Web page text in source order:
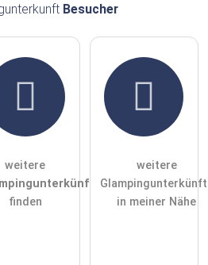
die .
ich zur Kenntnis genommen.
öffentliche Fragen sind
für alle
zu stellen
Besucher
weitere
finden
weitere
in meiner Nähe